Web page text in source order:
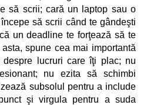
să scrii; cară un laptop sau o
să scrii când te gândeşti
un deadline te forţează să te
spune cea mai importantă
despre lucruri care îţi plac; nu
nu ezita să schimbi
subsolul pentru a include
şi virgula pentru a suda